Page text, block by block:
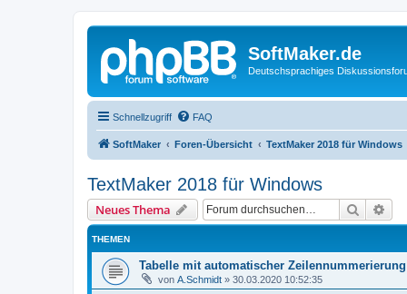
SoftMaker.de
Deutschsprachiges
Schnellzugriff FAQ
SoftMaker Foren-Übersicht TextMaker 2018 für Windows
TextMaker 2018 für Windows
Neues Thema Suche
THEMEN
Tabelle mit automatischer Zeilennummerierung
von A.Schmidt » 30.03.2020 10:52:35